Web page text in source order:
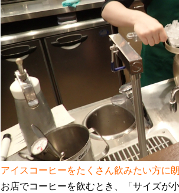
アイスコーヒーをたくさん飲みたい方に
お店でコーヒーを飲むとき、「サイズが